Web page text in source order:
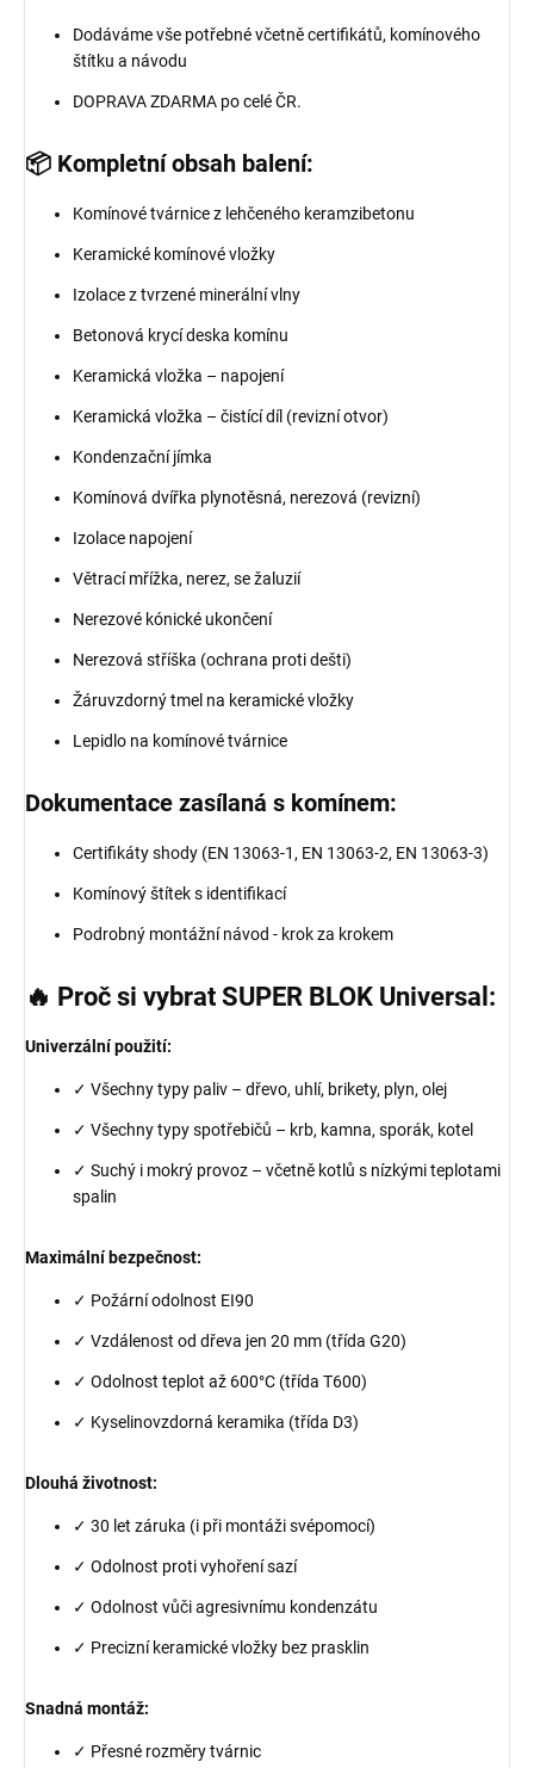
Dodáváme vše potřebné včetně certifikátů, komínového
štítku a návodu
DOPRAVA ZDARMA po celé ČR.
📦 Kompletní obsah balení:
Komínové tvárnice z lehčeného keramzibetonu
Keramické komínové vložky
Izolace z tvrzené minerální vlny
Betonová krycí deska komínu
Keramická vložka – napojení
Keramická vložka – čistící díl (revizní otvor)
Kondenzační jímka
Komínová dvířka plynotěsná, nerezová (revizní)
Izolace napojení
Větrací mřížka, nerez, se žaluzií
Nerezové kónické ukončení
Nerezová stříška (ochrana proti dešti)
Žáruvzdorný tmel na keramické vložky
Lepidlo na komínové tvárnice
Dokumentace zasílaná s komínem:
Certifikáty shody (EN 13063-1, EN 13063-2, EN 13063-3)
Komínový štítek s identifikací
Podrobný montážní návod - krok za krokem
🔥 Proč si vybrat SUPER BLOK Universal:
Univerzální použití:
✓ Všechny typy paliv – dřevo, uhlí, brikety, plyn, olej
✓ Všechny typy spotřebičů – krb, kamna, sporák, kotel
✓ Suchý i mokrý provoz – včetně kotlů s nízkými teplotami
spalin
Maximální bezpečnost:
✓ Požární odolnost EI90
✓ Vzdálenost od dřeva jen 20 mm (třída G20)
✓ Odolnost teplot až 600°C (třída T600)
✓ Kyselinovzdorná keramika (třída D3)
Dlouhá životnost:
✓ 30 let záruka (i při montáži svépomocí)
✓ Odolnost proti vyhoření sazí
✓ Odolnost vůči agresivnímu kondenzátu
✓ Precizní keramické vložky bez prasklin
Snadná montáž:
✓ Přesné rozměry tvárnic